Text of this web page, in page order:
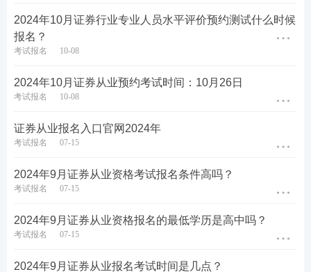
第一步：登录【
员】→【水平评价测试平台】→【水平评价测试报
入口即可。
立即进入>>2024年10月证券从业预约考试报名入口
第二步：输入-用户名-密码-验证码登录。（新用户先
2024年10月证券行业专业人员水平评价预约测试什么时候
报名？
考试报名 10-08
2024年10月证券从业预约考试时间：10月26日
考试报名 10-08
证券从业报名入口官网2024年
考试报名 07-15
2024年9月证券从业资格考试报名条件高吗？
考试报名 07-15
2024年9月证券从业资格报名的最低学历是高中吗？
考试报名 07-15
2024年9月证券从业报名考试时间是几点？